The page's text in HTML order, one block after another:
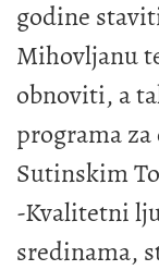
godine
Mihovljanu
obnoviti, a
programa
Sutinskim
-Kvalitetni
sredinama,